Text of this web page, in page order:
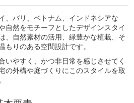
、バリ、ベトナム、インドネシアな
自然をモチーフとしたデザインスタイ
、自然素材の活用、緑豊かな植栽、そ
もりのある空間設計です。
いやすく、かつ非日常を感じさせてく
の外構や庭づくりにこのスタイルを取